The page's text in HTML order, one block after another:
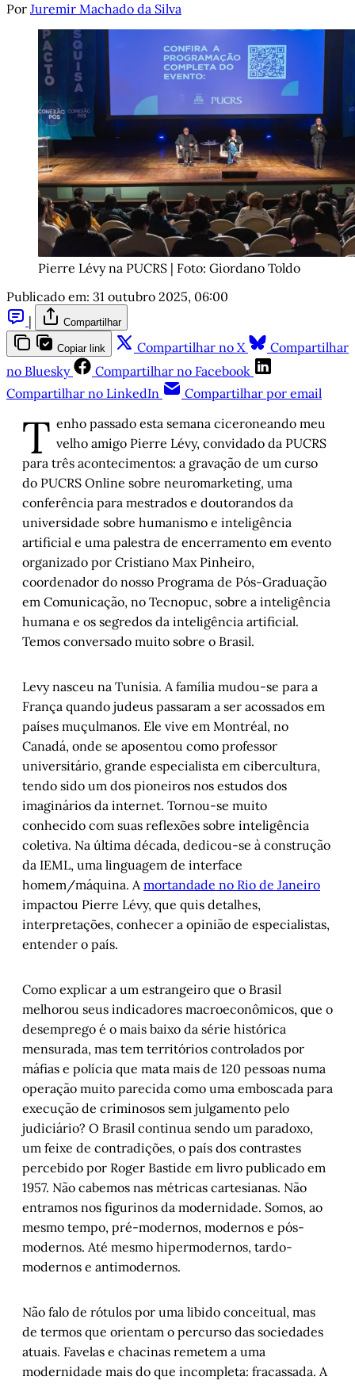
Por Juremir Machado da Silva
Pierre Lévy na PUCRS | Foto: Giordano Toldo
Publicado em: 31 outubro 2025, 06:00
|
Compartilhar
Copiar link Compartilhar no X
Compartilhar
no Bluesky
Compartilhar no Facebook
Compartilhar no LinkedIn
Compartilhar por email
T enho passado esta semana ciceroneando meu
velho amigo Pierre Lévy, convidado da PUCRS
para três acontecimentos: a gravação de um curso
do PUCRS Online sobre neuromarketing, uma
conferência para mestrados e doutorandos da
universidade sobre humanismo e inteligência
artificial e uma palestra de encerramento em evento
organizado por Cristiano Max Pinheiro,
coordenador do nosso Programa de Pós-Graduação
em Comunicação, no Tecnopuc, sobre a inteligência
humana e os segredos da inteligência artificial.
Temos conversado muito sobre o Brasil.
Levy nasceu na Tunísia. A família mudou-se para a
França quando judeus passaram a ser acossados em
países muçulmanos. Ele vive em Montréal, no
Canadá, onde se aposentou como professor
universitário, grande especialista em cibercultura,
tendo sido um dos pioneiros nos estudos dos
imaginários da internet. Tornou-se muito
conhecido com suas reflexões sobre inteligência
coletiva. Na última década, dedicou-se à construção
da IEML, uma linguagem de interface
homem/máquina. Amortandade no Rio de Janeiro
impactou Pierre Lévy, que quis detalhes,
interpretações, conhecer a opinião de especialistas,
entender o país.
Como explicar a um estrangeiro que o Brasil
melhorou seus indicadores macroeconômicos, que o
desemprego é o mais baixo da série histórica
mensurada, mas tem territórios controlados por
máfias e polícia que mata mais de 120 pessoas numa
operação muito parecida como uma emboscada para
execução de criminosos sem julgamento pelo
judiciário? O Brasil continua sendo um paradoxo,
um feixe de contradições, o país dos contrastes
percebido por Roger Bastide em livro publicado em
1957. Não cabemos nas métricas cartesianas. Não
entramos nos figurinos da modernidade. Somos, ao
mesmo tempo, pré-modernos, modernos e pós-
modernos. Até mesmo hipermodernos, tardo-
modernos e antimodernos.
Não falo de rótulos por uma libido conceitual, mas
de termos que orientam o percurso das sociedades
atuais. Favelas e chacinas remetem a uma
modernidade mais do que incompleta: fracassada. A